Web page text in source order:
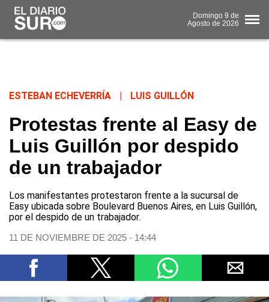
Domingo 9 de
Agosto de 2026
ESTEBAN ECHEVERRÍA LUIS GUILLÓN
Protestas frente al Easy de
Luis Guillón por despido
de un trabajador
Los manifestantes protestaron frente a la sucursal de
Easy ubicada sobre Boulevard Buenos Aires, en Luis Guillón,
por el despido de un trabajador.
11 DE NOVIEMBRE DE 2025 - 14:44